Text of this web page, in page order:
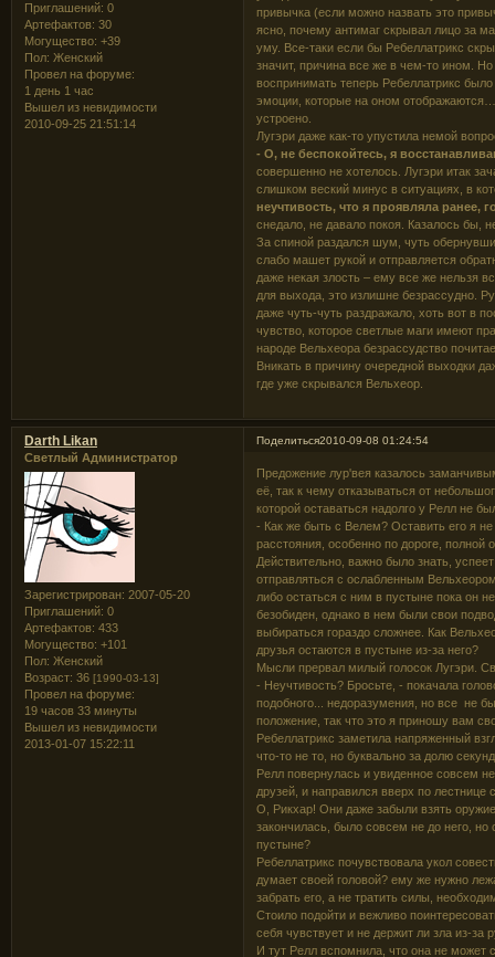
Приглашений: 0
Артефактов: 30
Могущество: +39
Пол: Женский
Провел на форуме:
1 день 1 час
Вышел из невидимости
2010-09-25 21:51:14
привычка (если можно назвать это
ясно, почему антимаг скрывал лицо за
уму. Все-таки если бы Ребеллатрикс
значит, причина все же в чем-то ином.
воспринимать теперь Ребеллатрикс
эмоции, которые на оном
устроено.
Лугэри даже как-то упустила немой
- О, не беспокойтесь, я
совершенно не хотелось. Лугэри итак
слишком веский минус в ситуациях, в
неучтивость, что я проявляла ранее,
снедало, не давало покоя. Казалось бы,
За спиной раздался шум, чуть
слабо машет рукой и отправляется
даже некая злость – ему все же нельзя
для выхода, это излишне безрассудно.
даже чуть-чуть раздражало, хоть вот в
чувство, которое светлые маги имеют
народе Вельхеора безрассудство
Вникать в причину очередной выходки
где уже скрывался Вельхеор.
Поделиться2010-09-08 01:24:54
Darth Likan
Светлый Администратор
Зарегистрирован: 2007-05-20
Приглашений: 0
Артефактов: 433
Могущество: +101
Пол: Женский
Возраст: 36 [1990-03-13]
Провел на форуме:
19 часов 33 минуты
Вышел из невидимости
2013-01-07 15:22:11
Предожение лур'вея казалось
её, так к чему отказываться от
которой оставаться надолго у Релл не
- Как же быть с Велем? Оставить его я
расстояния, особенно по дороге, полной
Действительно, важно было знать,
отправляться с ослабленным
либо остаться с ним в пустыне пока он
безобиден, однако в нем были свои
выбираться гораздо сложнее. Как
друзья остаются в пустыне из-за него?
Мысли прервал милый голосок Лугэри.
- Неучтивость? Бросьте, - покачала
подобного... недоразумения, но все не
положение, так что это я приношу вам
Ребеллатрикс заметила напряженный
что-то не то, но буквально за долю
Релл повернулась и увиденное совсем
друзей, и направился вверх по лестнице
О, Рикхар! Они даже забыли взять
закончилась, было совсем не до него,
пустыне?
Ребеллатрикс почувствовала укол
думает своей головой? ему же нужно
забрать его, а не тратить силы,
Стоило подойти и вежливо
себя чувствует и не держит ли зла из-
И тут Релл вспомнила, что она не может